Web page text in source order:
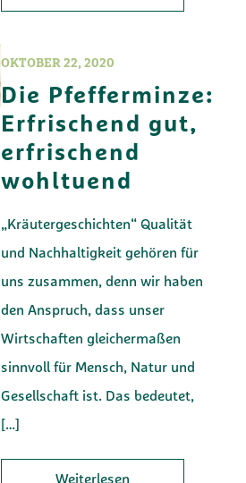
OKTOBER 22, 2020
Die Pfefferminze:
Erfrischend gut,
erfrischend
wohltuend
„Kräutergeschichten“ Qualität
und Nachhaltigkeit gehören für
uns zusammen, denn wir haben
den Anspruch, dass unser
Wirtschaften gleichermaßen
sinnvoll für Mensch, Natur und
Gesellschaft ist. Das bedeutet,
[…]
Weiterlesen